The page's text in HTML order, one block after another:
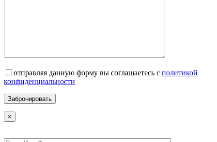
отправляя данную форму вы соглашаетесь с политикой
конфиденциальности
×